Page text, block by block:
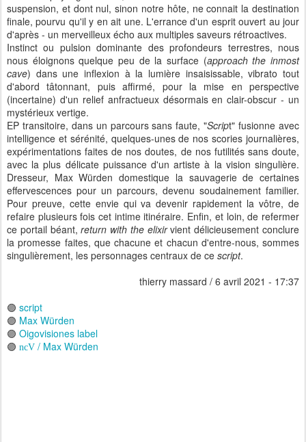
suspension, et dont nul, sinon notre hôte, ne connait la destination
finale, pourvu qu'il y en ait une. L'errance d'un esprit ouvert au jour
d'après - un merveilleux écho aux multiples saveurs rétroactives.
Instinct ou pulsion dominante des profondeurs terrestres, nous
nous éloignons quelque peu de la surface (approach the inmost
cave) dans une inflexion à la lumière insaisissable, vibrato tout
d'abord tâtonnant, puis affirmé, pour la mise en perspective
(incertaine) d'un relief anfractueux désormais en clair-obscur - un
mystérieux vertige.
EP transitoire, dans un parcours sans faute, "Script" fusionne avec
intelligence et sérénité, quelques-unes de nos scories journalières,
expérimentations faites de nos doutes, de nos futilités sans doute,
avec la plus délicate puissance d'un artiste à la vision singulière.
Dresseur, Max Würden domestique la sauvagerie de certaines
effervescences pour un parcours, devenu soudainement familier.
Pour preuve, cette envie qui va devenir rapidement la vôtre, de
refaire plusieurs fois cet intime itinéraire. Enfin, et loin, de refermer
ce portail béant,return with the elixirvient délicieusement conclure
la promesse faites, que chacune et chacun d'entre-nous, sommes
singulièrement, les personnages centraux de ce script.
thierry massard / 6 avril 2021 - 17:37
🟣 script
🟣 Max Würden
🟣 Oigovisiones label
🟣 ncV / Max Würden